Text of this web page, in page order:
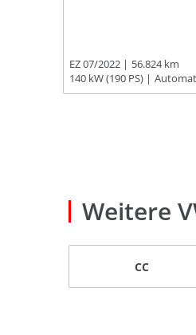
EZ 07/2022
56.824 km
140 kW (190 PS)
Weitere
CC